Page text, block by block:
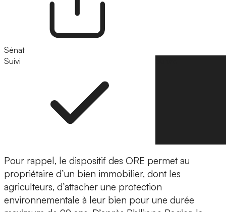
Sénat
Suivi
Pour rappel, le dispositif des ORE permet au
propriétaire d’un bien immobilier, dont les
agriculteurs, d’attacher une protection
environnementale à leur bien pour une durée